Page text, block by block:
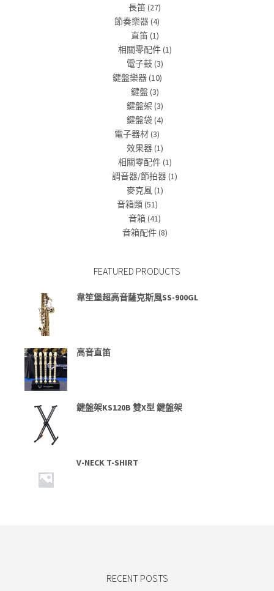
長笛 (27)
節奏樂器(4)
直笛 (1)
相關零配件(1)
電子鼓(3)
鍵盤樂器(10)
鍵盤(3)
鍵盤架 (3)
鍵盤袋(4)
電子器材(3)
效果器(1)
相關零配件(1)
調音器/節拍器(1)
麥克風(1)
音箱類(51)
音箱(41)
音箱配件(8)
FEATURED PRODUCTS
韋笙堡超高音薩克斯風SS-900GL
高音直笛
鍵盤架KS120B 雙X型 鍵盤架
V-NECK T-SHIRT
RECENT POSTS